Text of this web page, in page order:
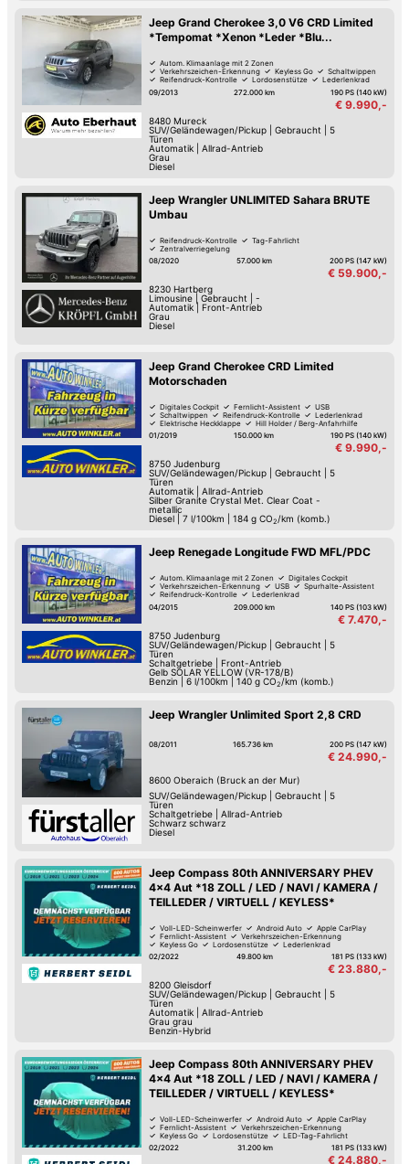
Jeep Grand Cherokee 3,0 V6 CRD Limited
*Tempomat *Xenon *Leder *Blu...
Autom. Klimaanlage mit 2 Zonen
Verkehrszeichen-Erkennung
Keyless Go
Schaltwippen
Reifendruck-Kontrolle
Lordosenstütze
Lederlenkrad
09/2013 272.000 km 190 PS (140 kW)
€ 9.990,-
8480 Mureck
SUV/Geländewagen/Pickup| Gebraucht
5
Türen
Automatik| Allrad-Antrieb
Grau
Diesel
Jeep Wrangler UNLIMITED Sahara BRUTE
Umbau
Reifendruck-Kontrolle
Tag-Fahrlicht
Zentralverriegelung
08/2020
57.000 km 200 PS (147 kW)
€ 59.900,-
8230 Hartberg
Limousine| Gebraucht
-
Automatik| Front-Antrieb
Grau
Diesel
Jeep Grand Cherokee CRD Limited
Motorschaden
Digitales Cockpit Fernlicht-Assistent
USB
Schaltwippen
Reifendruck-Kontrolle
Lederlenkrad
Elektrische Heckklappe
Hill Holder / Berg-Anfahrhilfe
01/2019
150.000 km 190 PS (140 kW)
€ 9.990,-
8750 Judenburg
SUV/Geländewagen/Pickup| Gebraucht
5
Türen
Automatik| Allrad-Antrieb
Silber Granite Crystal Met. Clear Coat -
metallic
Diesel
7 l/100km 184 g CO2 /km (komb.)
Jeep Renegade Longitude FWD MFL/PDC
Autom. Klimaanlage mit 2 Zonen
Digitales Cockpit
Verkehrszeichen-Erkennung
USB
Spurhalte-Assistent
Reifendruck-Kontrolle
Lederlenkrad
04/2015 209.000 km 140 PS (103 kW)
€ 7.470,-
8750 Judenburg
SUV/Geländewagen/Pickup| Gebraucht
5
Türen
Schaltgetriebe| Front-Antrieb
Gelb SOLAR YELLOW (VR-178/B)
Benzin
6 l/100km 140 g CO2 /km (komb.)
Jeep Wrangler Unlimited Sport 2,8 CRD
08/2011 165.736 km 200 PS (147 kW)
€ 24.990,-
8600 Oberaich (Bruck an der Mur)
SUV/Geländewagen/Pickup| Gebraucht
5
Türen
Schaltgetriebe| Allrad-Antrieb
Schwarz schwarz
Diesel
Jeep Compass 80th ANNIVERSARY PHEV
4x4 Aut *18 ZOLL / LED / NAVI / KAMERA /
TEILLEDER / VIRTUELL / KEYLESS*
Voll-LED-Scheinwerfer Android Auto
Apple CarPlay
Fernlicht-Assistent
Verkehrszeichen-Erkennung
Keyless Go
Lordosenstütze
Lederlenkrad
02/2022
49.800 km 181 PS (133 kW)
€ 23.880,-
8200 Gleisdorf
SUV/Geländewagen/Pickup| Gebraucht
5
Türen
Automatik| Allrad-Antrieb
Grau grau
Benzin-Hybrid
Jeep Compass 80th ANNIVERSARY PHEV
4x4 Aut *18 ZOLL / LED / NAVI / KAMERA /
TEILLEDER / VIRTUELL / KEYLESS*
Voll-LED-Scheinwerfer Android Auto
Apple CarPlay
Fernlicht-Assistent
Verkehrszeichen-Erkennung
Keyless Go
Lordosenstütze
LED-Tag-Fahrlicht
02/2022
31.200 km 181 PS (133 kW)
€ 24.880,-